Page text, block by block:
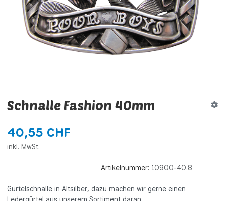
Schnalle Fashion 40mm
40,55 CHF
inkl. MwSt.
Artikelnummer: 10900-40.8
Gürtelschnalle in Altsilber, dazu machen wir gerne einen